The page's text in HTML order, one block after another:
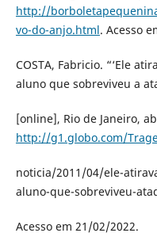
http://
vo-do-anjo.html. Acesso
COSTA, Fabricio. “‘Ele
aluno que sobreviveu a
[online], Rio de Janeiro,
http://g1.globo.com/
noticia/2011/04/ele-
aluno-que-sobreviveu-
Acesso em 21/02/2022.